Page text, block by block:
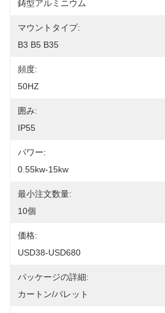
鋳型アルミニウム
マウントタイプ:
B3 B5 B35
頻度:
50HZ
囲み:
IP55
パワー:
0.55kw-15kw
最小注文数量:
10個
価格:
USD38-USD680
パッケージの詳細:
カートン/パレット